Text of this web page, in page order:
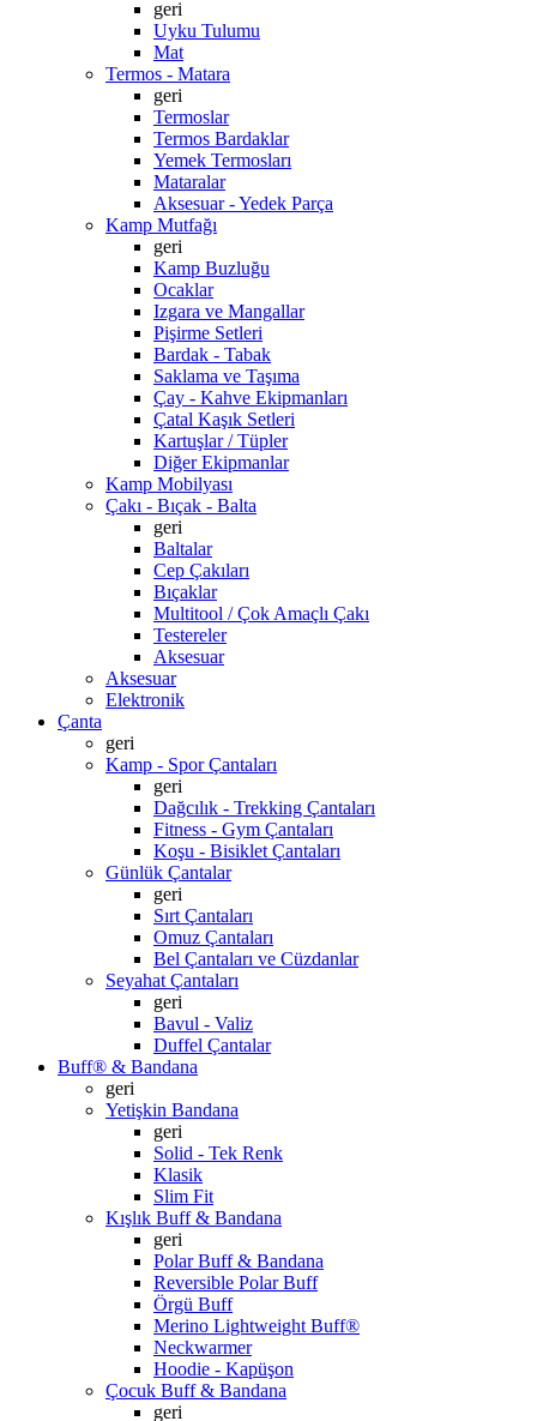
geri
Uyku Tulumu
Mat
Termos - Matara
geri
Termoslar
Termos Bardaklar
Yemek Termosları
Mataralar
Aksesuar - Yedek Parça
Kamp Mutfağı
geri
Kamp Buzluğu
Ocaklar
Izgara ve Mangallar
Pişirme Setleri
Bardak - Tabak
Saklama ve Taşıma
Çay - Kahve Ekipmanları
Çatal Kaşık Setleri
Kartuşlar / Tüpler
Diğer Ekipmanlar
Kamp Mobilyası
Çakı - Bıçak - Balta
geri
Baltalar
Cep Çakıları
Bıçaklar
Multitool / Çok Amaçlı Çakı
Testereler
Aksesuar
Aksesuar
Elektronik
Çanta
geri
Kamp - Spor Çantaları
geri
Dağcılık - Trekking Çantaları
Fitness - Gym Çantaları
Koşu - Bisiklet Çantaları
Günlük Çantalar
geri
Sırt Çantaları
Omuz Çantaları
Bel Çantaları ve Cüzdanlar
Seyahat Çantaları
geri
Bavul - Valiz
Duffel Çantalar
Buff® & Bandana
geri
Yetişkin Bandana
geri
Solid - Tek Renk
Klasik
Slim Fit
Kışlık Buff & Bandana
geri
Polar Buff & Bandana
Reversible Polar Buff
Örgü Buff
Merino Lightweight Buff®
Neckwarmer
Hoodie - Kapüşon
Çocuk Buff & Bandana
geri